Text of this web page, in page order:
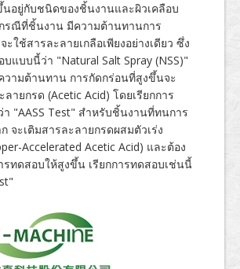
อยู่กับชนิดของชิ้นงานและผิวเคลือบ
รณีที่ชิ้นงาน มีความต้านทานการ
ะใช้สารละลายเกลือเพียงอย่างเดียว ซึ่ง
บแบบนี้ว่า "Natural Salt Spray (NSS)"
ามต้านทาน การกัดกร่อนที่สูงขึ้นจะ
ลายกรด (Acetic Acid) โดยเรียกการ
"AASS Test" สำหรับชิ้นงานที่ทนการ
จะเติมสารละลายกรดผสมตัวเร่ง
Accelerated Acetic Acid) และต้อง
ทดสอบให้สูงขึ้น เรียกการทดสอบเช่นนี้